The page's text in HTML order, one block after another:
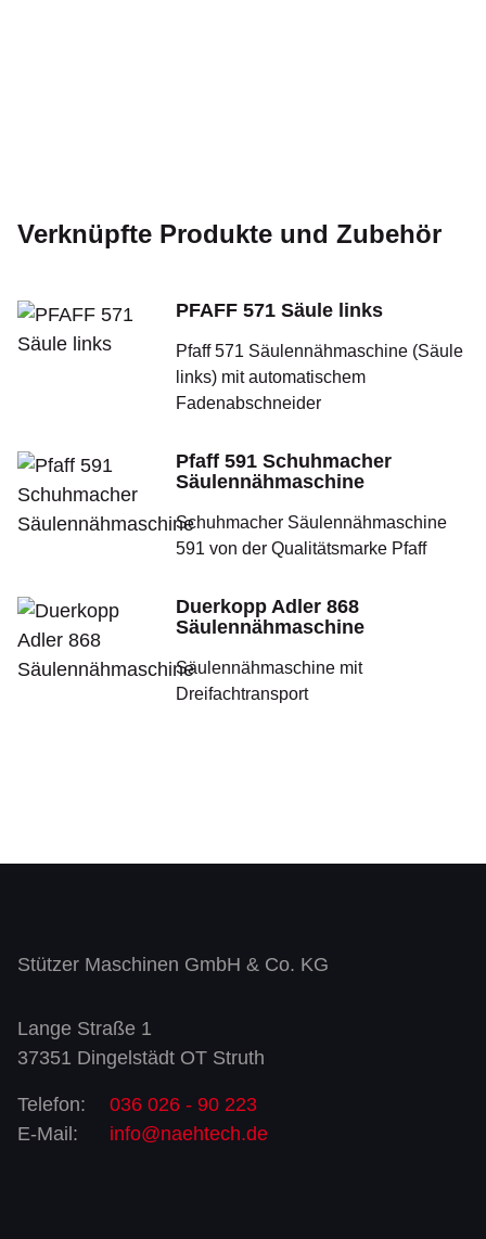
Verknüpfte Produkte und Zubehör
PFAFF 571 Säule links
Pfaff 571 Säulennähmaschine (Säule
links) mit automatischem
Fadenabschneider
Pfaff 591 Schuhmacher
Säulennähmaschine
Schuhmacher Säulennähmaschine
591 von der Qualitätsmarke Pfaff
Duerkopp Adler 868
Säulennähmaschine
Säulennähmaschine mit
Dreifachtransport
Stützer Maschinen GmbH & Co. KG
Lange Straße 1
37351 Dingelstädt OT Struth
Telefon:
036 026 - 90 223
E-Mail:
info@naehtech.de